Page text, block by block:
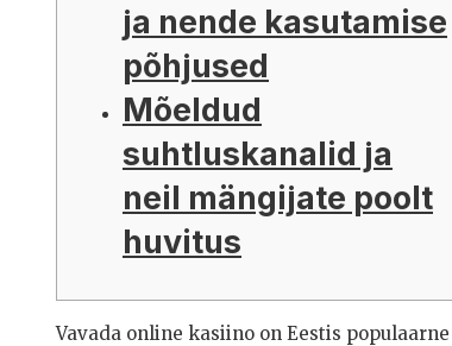
ja nende kasutamise
põhjused
Mõeldud
suhtluskanalid ja
neil mängijate poolt
huvitus
Vavada online kasiino on Eestis